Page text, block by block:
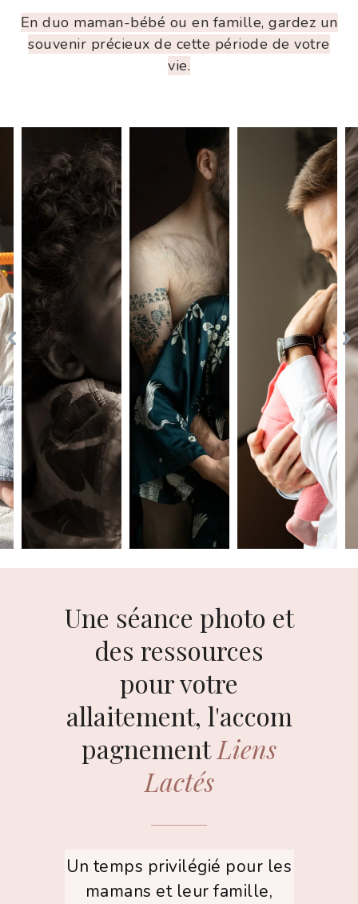
En duo maman-bébé ou en famille, gardez un
souvenir précieux de cette période de votre
vie.
Une séance photo et
des ressources
pour votre
allaitement, l'accom
pagnementLiens
Lactés
Un temps privilégié pour les
mamans et leur famille,